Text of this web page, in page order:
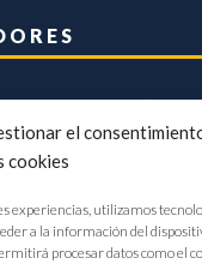
el
cookies
experiencias, utilizamos
a la información del
procesar datos como el